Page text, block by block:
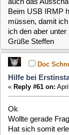
Grüße Steffen
Doc
Hilfe bei
«Reply #61 on:April 28,
Ok
Hat sich somit erledigt
Da ja nun der USB
Wollte ich dich
die MLD benutzen
Kann ich evtl. auf
Gruß Helmut und